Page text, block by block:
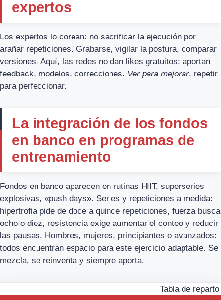
expertos
Los expertos lo corean: no sacrificar la ejecución por
arañar repeticiones. Grabarse, vigilar la postura, comparar
versiones. Aquí, las redes no dan likes gratuitos: aportan
feedback, modelos, correcciones. Ver para mejorar, repetir
para perfeccionar.
La integración de los fondos
en banco en programas de
entrenamiento
Fondos en banco aparecen en rutinas HIIT, superseries
explosivas, «push days». Series y repeticiones a medida:
hipertrofia pide de doce a quince repeticiones, fuerza busca
ocho o diez, resistencia exige aumentar el conteo y reducir
las pausas. Hombres, mujeres, principiantes o avanzados:
todos encuentran espacio para este ejercicio adaptable. Se
mezcla, se reinventa y siempre aporta.
Tabla de